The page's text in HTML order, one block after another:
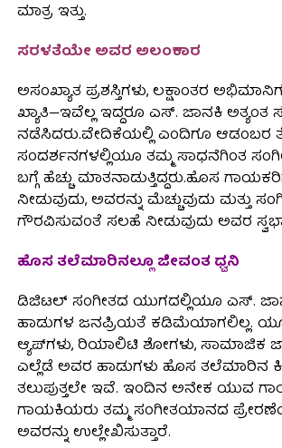
ಮಾತ್ರ ಇತ್ತು.
ಸರಳತೆಯೇ ಅವರ ಅಲಂಕಾರ
ಅಸಂಖ್ಯಾತ ಪ್ರಶಸ್ತಿಗಳು, ಲಕ್ಷಾಂತರ
ಖ್ಯಾತಿ—ಇವೆಲ್ಲ ಇದ್ದರೂ ಎಸ್. ಜಾನಕಿ ಅತ್ಯಂತ
ನಡೆಸಿದರು.ವೇದಿಕೆಯಲ್ಲಿ ಎಂದಿಗೂ ಆಡಂಬರ
ಸಂದರ್ಶನಗಳಲ್ಲಿಯೂ ತಮ್ಮ ಸಾಧನೆಗಿಂತ
ಬಗ್ಗೆ ಹೆಚ್ಚು ಮಾತನಾಡುತ್ತಿದ್ದರು.ಹೊಸ
ನೀಡುವುದು, ಅವರನ್ನು ಮೆಚ್ಚುವುದು ಮತ್ತು
ಗೌರವಿಸುವಂತೆ ಸಲಹೆ ನೀಡುವುದು ಅವರ
ಹೊಸ ತಲೆಮಾರಿನಲ್ಲೂ ಜೀವಂತ ಧ್ವನಿ
ಡಿಜಿಟಲ್ ಸಂಗೀತದ ಯುಗದಲ್ಲಿಯೂ ಎಸ್.
ಹಾಡುಗಳ ಜನಪ್ರಿಯತೆ ಕಡಿಮೆಯಾಗಲಿಲ್ಲ.
ಆ್ಯಪ್‌ಗಳು, ರಿಯಾಲಿಟಿ ಶೋಗಳು, ಸಾಮಾಜಿಕ
ಎಲ್ಲೆಡೆ ಅವರ ಹಾಡುಗಳು ಹೊಸ ತಲೆಮಾರಿನ
ತಲುಪುತ್ತಲೇ ಇವೆ. ಇಂದಿನ ಅನೇಕ ಯುವ
ಗಾಯಕಿಯರು ತಮ್ಮ ಸಂಗೀತಯಾನದ
ಅವರನ್ನು ಉಲ್ಲೇಖಿಸುತ್ತಾರೆ.